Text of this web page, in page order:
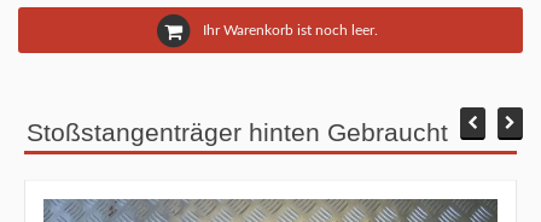
Ihr Warenkorb ist noch leer.
Stoßstangenträger hinten Gebraucht